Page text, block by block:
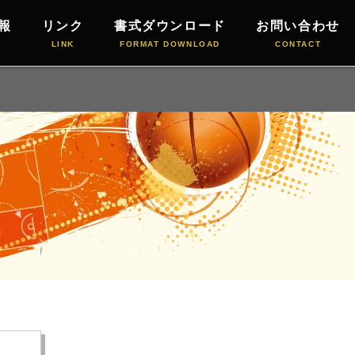
リンク
LINK
書式ダウンロード
FORMAT DOWNLOAD
お問い合わせ
CONTACT